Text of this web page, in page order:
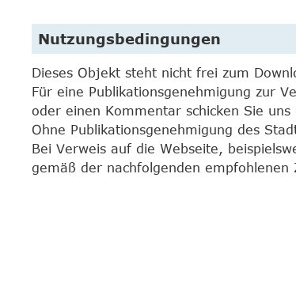
Nutzungsbedingungen
Dieses Objekt steht nicht frei zum
Für eine Publikationsgenehmigung zur
oder einen Kommentar schicken Sie uns
Ohne Publikationsgenehmigung des
Bei Verweis auf die Webseite,
gemäß der nachfolgenden empfohlenen